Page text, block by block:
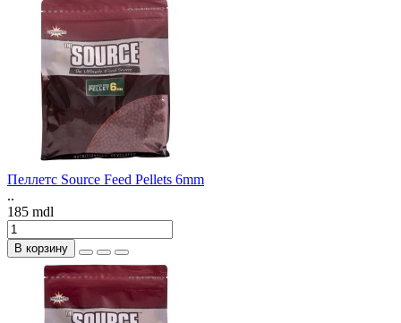
Пеллетс Source Feed Pellets 6mm
..
185 mdl
В корзину